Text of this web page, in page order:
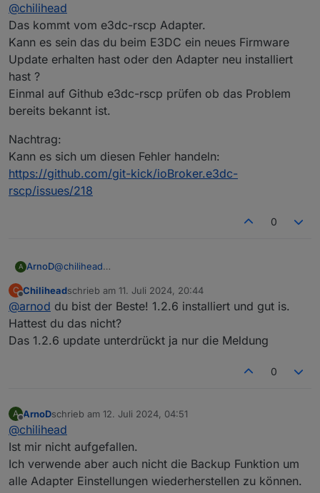
2024-07-09 12:33:54.004	warn
javascript.0
2024-07-09 12:33:54.004	info
e3dc-rscp.0
e3dc-rscp.0
2024-07-09 12:33:49.172	warn	Unknown tag:
2024-07-09 12:33:47.169	warn	Unknown
2024-07-09 12:33:45.165	warn	Unknown tag:
javascript.0
2024-07-09 12:33:45.004	warn
javascript.0
2024-07-09 12:33:45.004	info
e3dc-rscp.0
e3dc-rscp.0
2024-07-09 12:33:39.167	warn	Unknown tag:
@chilihead
Das kommt vom e3dc-rscp Adapter.
Kann es sein das du beim E3DC ein neues Firmware
Update erhalten hast oder den Adapter neu installiert
hast ?
Einmal auf Github e3dc-rscp prüfen ob das Problem
bereits bekannt ist.
Nachtrag:
Kann es sich um diesen Fehler handeln:
https://github.com/git-kick/ioBroker.e3dc-
rscp/issues/218
0
A ArnoD@chilihead
Kann es sein das du beim E3DC ein neues Firmware
Update erhalten hast oder den Adapter neu installiert
hast ?
Einmal auf Github e3dc-rscp prüfen ob das Problem
bereits bekannt ist.
Nachtrag:
Kann es sich um diesen Fehler handeln:
https://github.com/git-kick/ioBroker.e3dc-
rscp/issues/218
C
Offline
Chiliheadschrieb am 11. Juli 2024, 20:44
zuletzt editiert von
@arnod du bist der Beste! 1.2.6 installiert und gut is.
Hattest du das nicht?
Das 1.2.6 update unterdrückt ja nur die Meldung
0
A
Offline
ArnoDschrieb am 12. Juli 2024, 04:51
zuletzt editiert von
@chilihead
Ist mir nicht aufgefallen.
Ich verwende aber auch nicht die Backup Funktion um
alle Adapter Einstellungen wiederherstellen zu können.